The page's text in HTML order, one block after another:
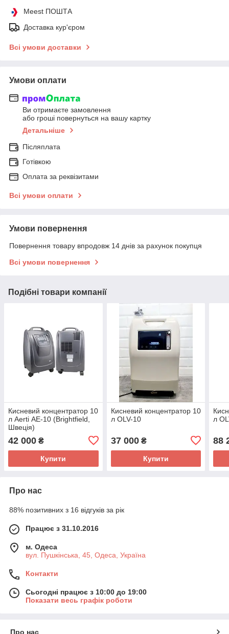
Meest ПОШТА
Доставка кур'єром
Всі умови доставки
Умови оплати
Ви отримаєте замовлення
або гроші повернуться на вашу картку
Детальніше
Післяплата
Готівкою
Оплата за реквізитами
Всі умови оплати
Умови повернення
Повернення товару впродовж 14 днів за рахунок покупця
Всі умови повернення
Подібні товари компанії
Кисневий концентратор 10
л Aerti АЕ-10 (Brightfield,
Швеція)
42 000 ₴
Купити
Кисневий концентратор 10
л OLV-10
37 000₴
Купити
л
88
Про нас
88% позитивних з 16 відгуків за рік
Працює з 31.10.2016
м. Одеса
вул. Пушкінська, 45, Одеса, Україна
Контакти
Сьогодні працює з 10:00 до 19:00
Показати весь графік роботи
Про нас